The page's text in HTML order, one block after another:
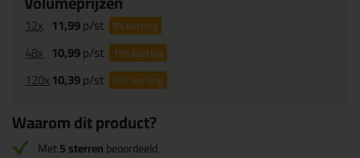
12x 11,99p/st 8%korting
48x 10,99p/st 15%korting
120x10,39p/st 20%korting
Waarom dit product?
Met5 sterrenbeoordeeld